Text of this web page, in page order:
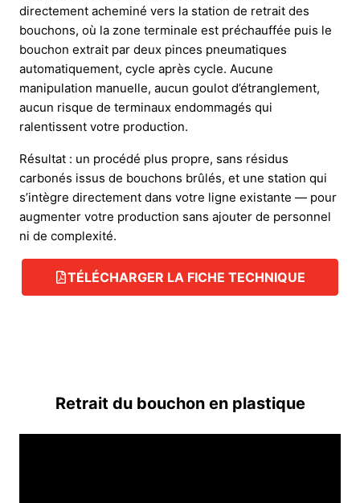
directement acheminé vers la station de retrait des
bouchons, où la zone terminale est préchauffée puis le
bouchon extrait par deux pinces pneumatiques
automatiquement, cycle après cycle. Aucune
manipulation manuelle, aucun goulot d’étranglement,
aucun risque de terminaux endommagés qui
ralentissent votre production.
Résultat : un procédé plus propre, sans résidus
carbonés issus de bouchons brûlés, et une station qui
s’intègre directement dans votre ligne existante — pour
augmenter votre production sans ajouter de personnel
ni de complexité.
TÉLÉCHARGER LA FICHE TECHNIQUE
Retrait du bouchon en plastique